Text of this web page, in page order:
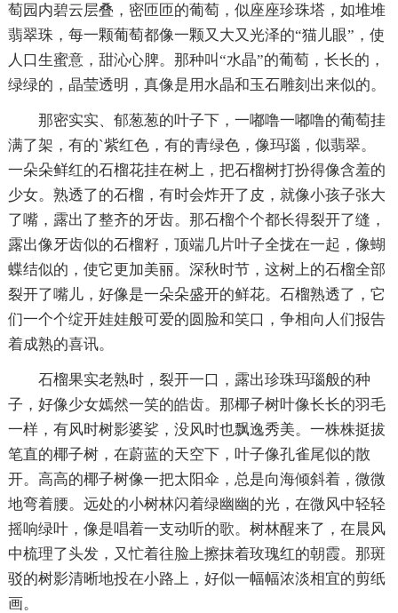
萄园内碧云层叠，密匝匝的葡萄，似座座珍珠塔，如堆堆
翡翠珠，每一颗葡萄都像一颗又大又光泽的“猫儿眼”，使
人口生蜜意，甜沁心脾。那种叫“水晶”的葡萄，长长的，
绿绿的，晶莹透明，真像是用水晶和玉石雕刻出来似的。
那密实实、郁葱葱的叶子下，一嘟噜一嘟噜的葡萄挂
满了架，有的`紫红色，有的青绿色，像玛瑙，似翡翠。
一朵朵鲜红的石榴花挂在树上，把石榴树打扮得像含羞的
少女。熟透了的石榴，有时会炸开了皮，就像小孩子张大
了嘴，露出了整齐的牙齿。那石榴个个都长得裂开了缝，
露出像牙齿似的石榴籽，顶端几片叶子全拢在一起，像蝴
蝶结似的，使它更加美丽。深秋时节，这树上的石榴全部
裂开了嘴儿，好像是一朵朵盛开的鲜花。石榴熟透了，它
们一个个绽开娃娃般可爱的圆脸和笑口，争相向人们报告
着成熟的喜讯。
石榴果实老熟时，裂开一口，露出珍珠玛瑙般的种
子，好像少女嫣然一笑的皓齿。那椰子树叶像长长的羽毛
一样，有风时树影婆娑，没风时也飘逸秀美。一株株挺拔
笔直的椰子树，在蔚蓝的天空下，叶子像孔雀尾似的散
开。高高的椰子树像一把太阳伞，总是向海倾斜着，微微
地弯着腰。远处的小树林闪着绿幽幽的光，在微风中轻轻
摇响绿叶，像是唱着一支动听的歌。树林醒来了，在晨风
中梳理了头发，又忙着往脸上擦抹着玫瑰红的朝霞。那斑
驳的树影清晰地投在小路上，好似一幅幅浓淡相宜的剪纸
画。